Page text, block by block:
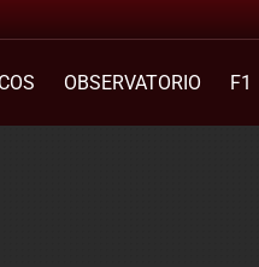
OBSERVATORIO F1